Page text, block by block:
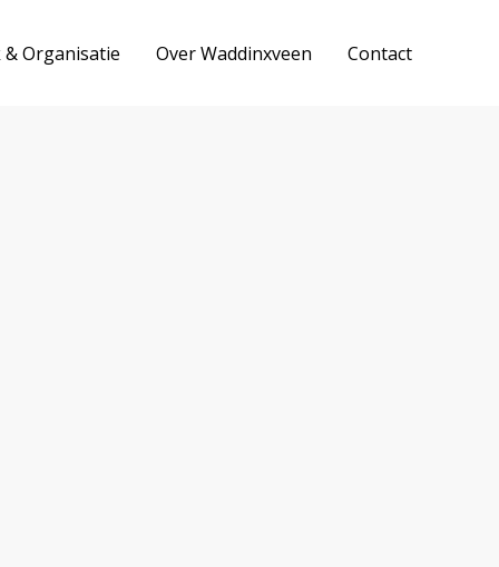
Organisatie Over Waddinxveen Contact